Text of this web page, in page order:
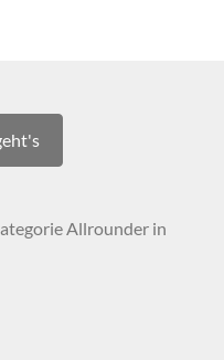
Allrounder in